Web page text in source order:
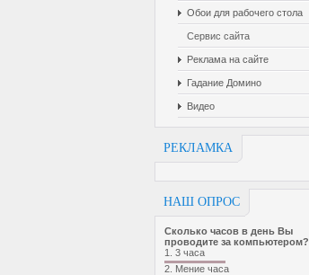
Обои для рабочего стола
Сервис сайта
Реклама на сайте
Гадание Домино
Видео
РЕКЛАМКА
НАШ ОПРОС
Сколько часов в день Вы
проводите за компьютером?
1. 3 часа
2. Мение часа